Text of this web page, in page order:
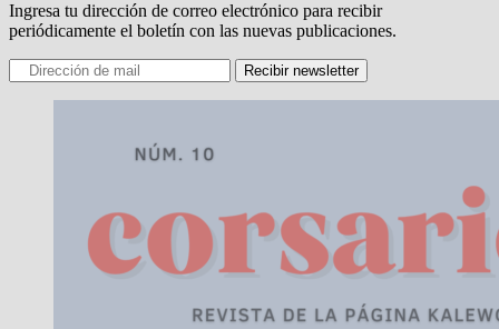
Ingresa tu dirección de correo electrónico para recibir
periódicamente el boletín con las nuevas publicaciones.
Recibir newsletter